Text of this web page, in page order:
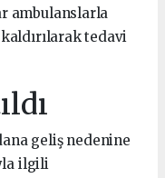
ambulanslarla
tedavi
geliş nedenine
ilgili